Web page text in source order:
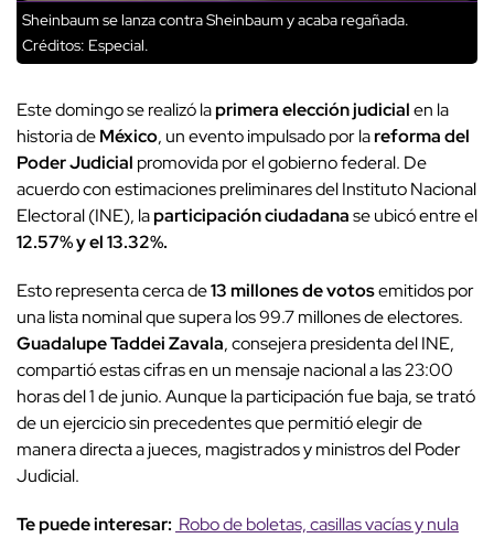
Sheinbaum se lanza contra Sheinbaum y acaba regañada.
Créditos: Especial.
Este domingo se realizó laprimera elección judicialen la
historia deMéxico, un evento impulsado por lareforma del
Poder Judicial promovida por el gobierno federal. De
acuerdo con estimaciones preliminares del Instituto Nacional
Electoral (INE), laparticipación ciudadanase ubicó entre el
12.57% y el 13.32%.
Esto representa cerca de13 millones de votosemitidos por
una lista nominal que supera los 99.7 millones de electores.
Guadalupe Taddei Zavala, consejera presidenta del INE,
compartió estas cifras en un mensaje nacional a las 23:00
horas del 1 de junio. Aunque la participación fue baja, se trató
de un ejercicio sin precedentes que permitió elegir de
manera directa a jueces, magistrados y ministros del Poder
Judicial.
Te puede interesar: Robo de boletas, casillas vacías y nula